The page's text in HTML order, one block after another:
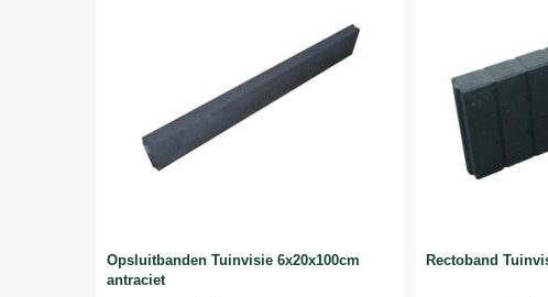
Opsluitbanden Tuinvisie 6x20x100cm
antraciet
Rectoband